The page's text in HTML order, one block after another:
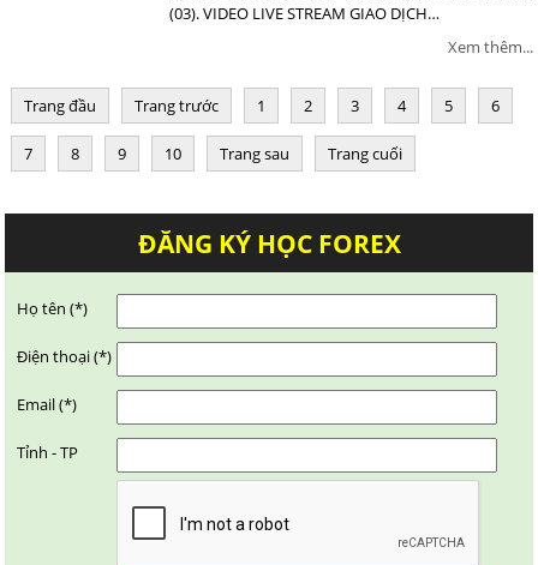
(03). VIDEO LIVE STREAM GIAO DỊCH…
Xem thêm...
Trang đầu Trang trước 1 2 3 4 5 6
7 8 9 10 Trang sau Trang cuối
ĐĂNG KÝ HỌC FOREX
Họ tên (*)
Điện thoại (*)
Email (*)
Tỉnh - TP